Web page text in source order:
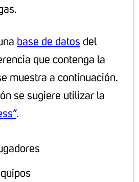
base de datos del
que contenga la
muestra a continuación.
se sugiere utilizar la
.